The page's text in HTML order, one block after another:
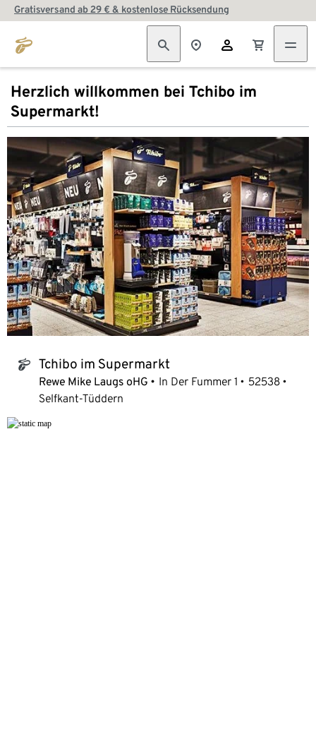
Gratisversand ab 29 € & kostenlose Rücksendung
Herzlich willkommen bei Tchibo im
Supermarkt!
tchibo_logo Tchibo im Supermarkt
Rewe Mike Laugs oHG In Der Fummer 1
52538
Selfkant-Tüddern